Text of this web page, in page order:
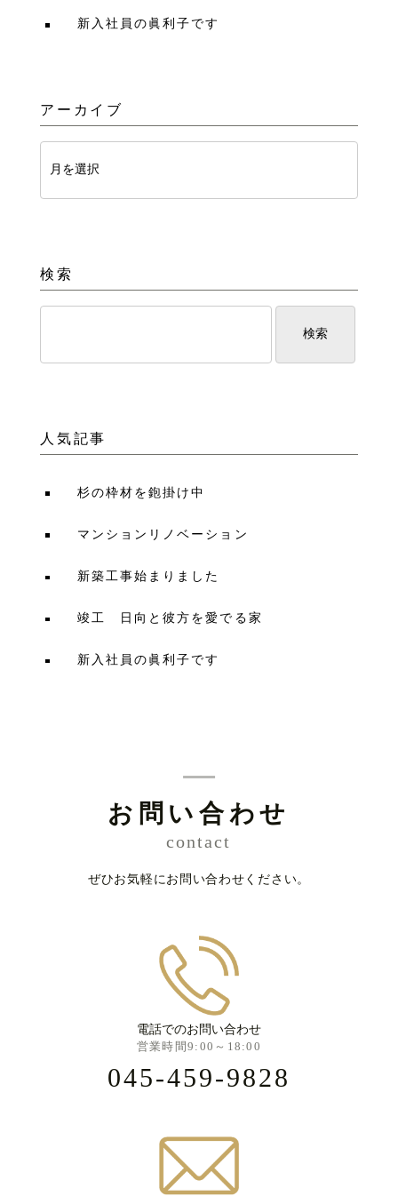
新入社員の眞利子です
アーカイブ
検索
人気記事
杉の枠材を鉋掛け中
マンションリノベーション
新築工事始まりました
竣工 日向と彼方を愛でる家
新入社員の眞利子です
お問い合わせ
contact
ぜひお気軽にお問い合わせください。
電話でのお問い合わせ
営業時間9:00～18:00
045-459-9828